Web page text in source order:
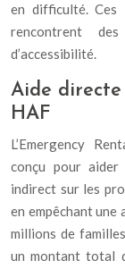
en difficulté. Ces
rencontrent
d’accessibilité.
Aide
HAF
L’Emergency
conçu pour
indirect sur les
en empêchant une
millions de
un montant total